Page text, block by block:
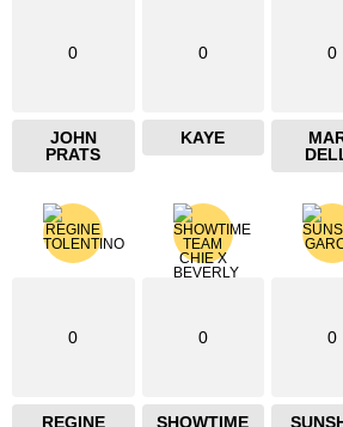
0
JOHN
PRATS
0
KAYE
0
0
REGINE
0
SHOWTIME
0